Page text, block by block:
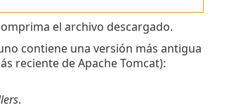
el archivo descargado.
contiene una versión más antigua
reciente de Apache Tomcat):
.